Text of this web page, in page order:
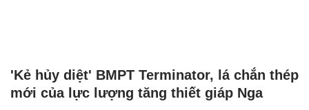
'Kẻ hủy diệt' BMPT Terminator, lá chắn thép
mới của lực lượng tăng thiết giáp Nga